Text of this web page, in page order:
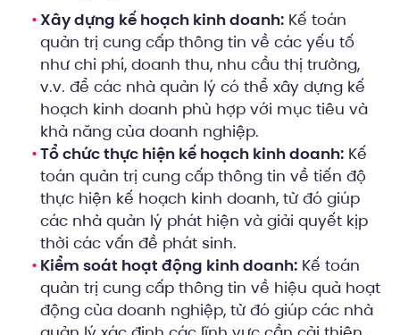
Xây dựng kế hoạch kinh doanh: Kế toán
quản trị cung cấp thông tin về các yếu tố
như chi phí, doanh thu, nhu cầu thị trường,
v.v. để các nhà quản lý có thể xây dựng kế
hoạch kinh doanh phù hợp với mục tiêu và
khả năng của doanh nghiệp.
Tổ chức thực hiện kế hoạch kinh doanh: Kế
toán quản trị cung cấp thông tin về tiến độ
thực hiện kế hoạch kinh doanh, từ đó giúp
các nhà quản lý phát hiện và giải quyết kịp
thời các vấn đề phát sinh.
Kiểm soát hoạt động kinh doanh: Kế toán
quản trị cung cấp thông tin về hiệu quả hoạt
động của doanh nghiệp, từ đó giúp các nhà